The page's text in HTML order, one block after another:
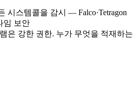
시스템콜을 감시 — Falco·Tetragon
임 보안
은 강한 권한. 누가 무엇을 적재하는